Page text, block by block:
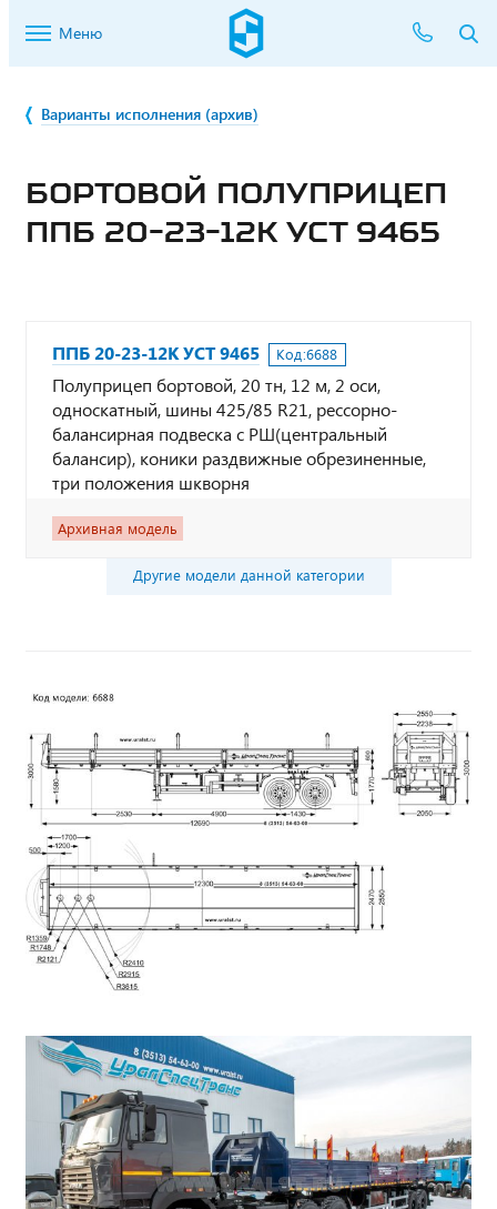
Меню
Варианты исполнения (архив)
БОРТОВОЙ ПОЛУПРИЦЕП
ППБ 20-23-12К УСТ 9465
ППБ 20-23-12К УСТ 9465 Код:6688
Полуприцеп бортовой, 20 тн, 12 м, 2 оси,
односкатный, шины 425/85 R21, рессорно-
балансирная подвеска с РШ(центральный
балансир), коники раздвижные обрезиненные,
три положения шкворня
Архивная модель
Другие модели данной категории